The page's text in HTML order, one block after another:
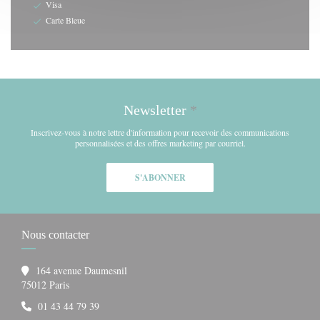
Visa
Carte Bleue
Newsletter *
Inscrivez-vous à notre lettre d'information pour recevoir des communications
personnalisées et des offres marketing par courriel.
S'ABONNER
Nous contacter
164 avenue Daumesnil
75012 Paris((ouvre une nouvelle fenêtre))
01 43 44 79 39